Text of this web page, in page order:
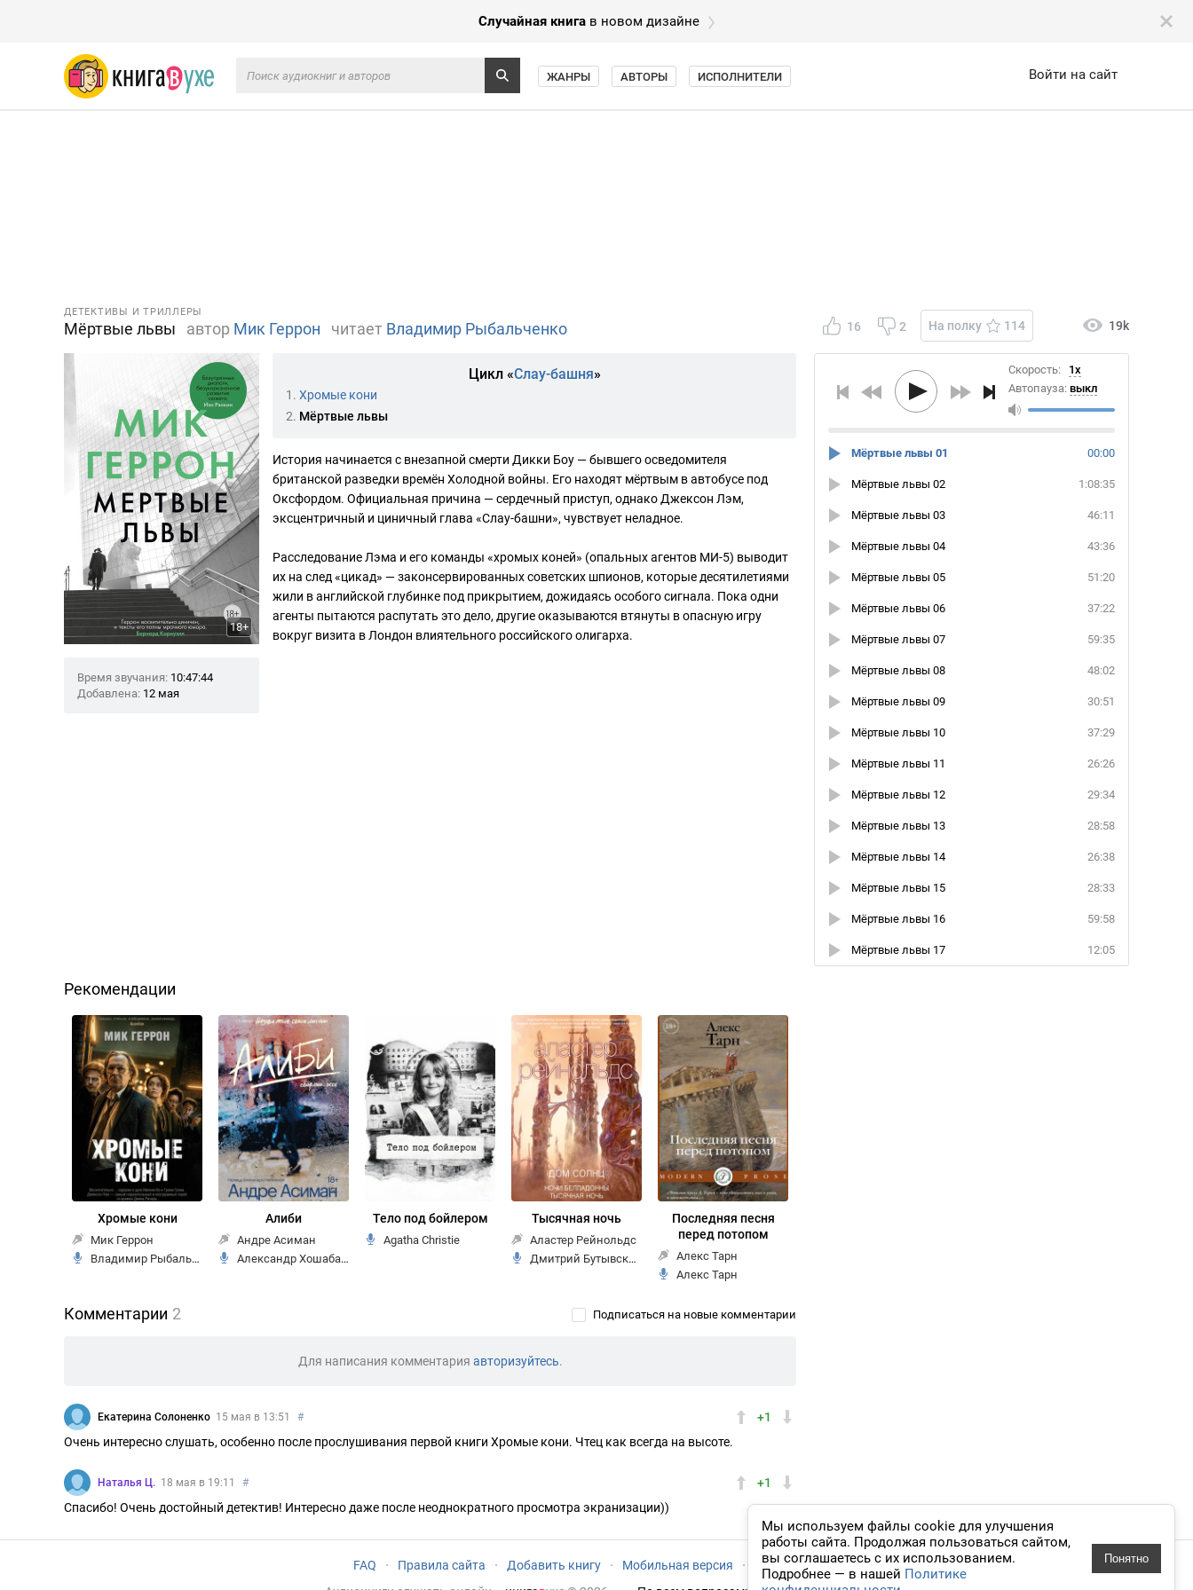
Мы используем файлы cookie для улучшения
работы сайта. Продолжая пользоваться сайтом,
вы соглашаетесь с их использованием.
Подробнее — в нашей Политике
Понятно
Случайная книга в новом дизайне
Войти на сайт
ЖАНРЫ АВТОРЫ ИСПОЛНИТЕЛИ
16 2 На полку 114 19k
Скорость:
1x
Автопауза: выкл
00:00
Мёртвые львы 01
1:08:35
Мёртвые львы 02
46:11
Мёртвые львы 03
43:36
Мёртвые львы 04
51:20
Мёртвые львы 05
37:22
Мёртвые львы 06
59:35
Мёртвые львы 07
48:02
Мёртвые львы 08
30:51
Мёртвые львы 09
37:29
Мёртвые львы 10
26:26
Мёртвые львы 11
29:34
Мёртвые львы 12
28:58
Мёртвые львы 13
26:38
Мёртвые львы 14
28:33
Мёртвые львы 15
59:58
Мёртвые львы 16
12:05
Мёртвые львы 17
ДЕТЕКТИВЫ И ТРИЛЛЕРЫ
Мёртвые львы автор Мик Геррон читает Владимир Рыбальченко
18+
Время звучания: 10:47:44
Добавлена: 12 мая
Цикл «Слау-башня»
1. Хромые кони
2. Мёртвые львы
История начинается с внезапной смерти Дикки Боу — бывшего осведомителя
британской разведки времён Холодной войны. Его находят мёртвым в автобусе под
Оксфордом. Официальная причина — сердечный приступ, однако Джексон Лэм,
эксцентричный и циничный глава «Слау-башни», чувствует неладное.
Расследование Лэма и его команды «хромых коней» (опальных агентов МИ-5) выводит
их на след «цикад» — законсервированных советских шпионов, которые десятилетиями
жили в английской глубинке под прикрытием, дожидаясь особого сигнала. Пока одни
агенты пытаются распутать это дело, другие оказываются втянуты в опасную игру
вокруг визита в Лондон влиятельного российского олигарха.
Рекомендации
Хромые кони
Мик Геррон
Владимир Рыбальченко
Алиби
Андре Асиман
Александр Хошабаев
Тело под бойлером
Agatha Christie
Тысячная ночь
Аластер Рейнольдс
Дмитрий Бутывский
Последняя песня
перед потопом
Алекс Тарн
Алекс Тарн
Подписаться на новые комментарии
Комментарии 2
Для написания комментария авторизуйтесь.
+1
Екатерина Солоненко 15 мая в 13:51 #
Очень интересно слушать, особенно после прослушивания первой книги Хромые кони. Чтец как всегда на высоте.
+1
Наталья Ц. 18 мая в 19:11 #
Спасибо! Очень достойный детектив! Интересно даже после неоднократного просмотра экранизации))
FAQ · Правила сайта · Добавить книгу · Мобильная версия ·
Новый дизайн